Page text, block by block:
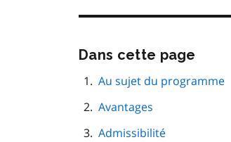
Dans cette page
Au sujet du programme
Avantages
Admissibilité